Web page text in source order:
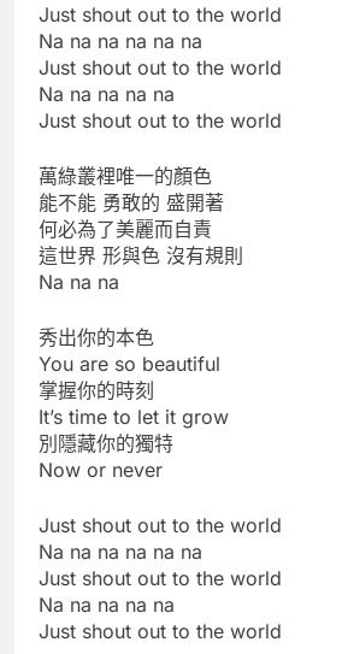
Just shout out to the world
Na na na na na na
Just shout out to the world
Na na na na na
Just shout out to the world
萬綠叢裡唯一的顏色
能不能 勇敢的 盛開著
何必為了美麗而自責
這世界 形與色 沒有規則
Na na na
秀出你的本色
You are so beautiful
掌握你的時刻
It’s time to let it grow
別隱藏你的獨特
Now or never
Just shout out to the world
Na na na na na na
Just shout out to the world
Na na na na na
Just shout out to the world